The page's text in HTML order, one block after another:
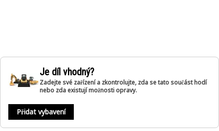
Je díl vhodný?
Zadejte své zařízení a zkontrolujte, zda se tato součást hodí
nebo zda existují možnosti opravy.
Přidat vybavení